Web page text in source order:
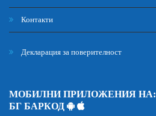
Контакти
Декларация за поверителност
МОБИЛНИ ПРИЛОЖЕНИЯ НА:
БГ БАРКОД